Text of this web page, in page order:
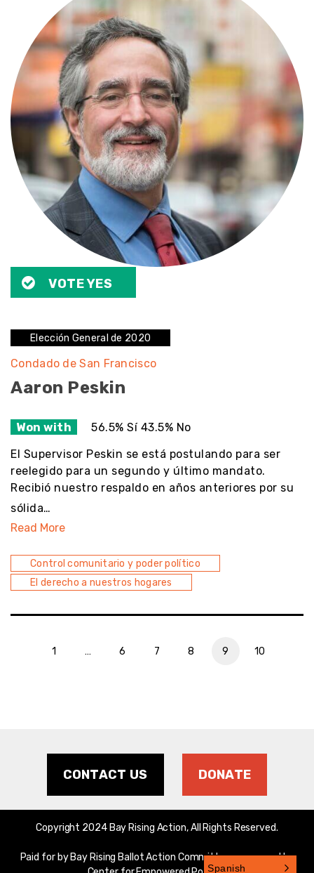
VOTE YES
Elección General de 2020
Condado de San Francisco
Aaron Peskin
Won with 56.5% Sí 43.5% No
El Supervisor Peskin se está postulando para ser
reelegido para un segundo y último mandato.
Recibió nuestro respaldo en años anteriores por su
sólida…
Read More
Control comunitario y poder político
El derecho a nuestros hogares
1 … 6 7 8 9 10
CONTACT US DONATE
Copyright 2024 Bay Rising Action, All Rights Reserved.
Paid for by Bay Rising Ballot Action Committee, sponsored by
Spanish